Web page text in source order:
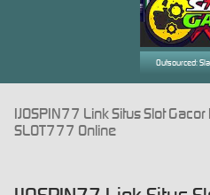
Outsourced:
IJOSPIN77 Link Situs Slot
SLOT777 Online